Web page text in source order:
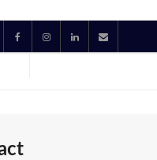
Technique Événementiel